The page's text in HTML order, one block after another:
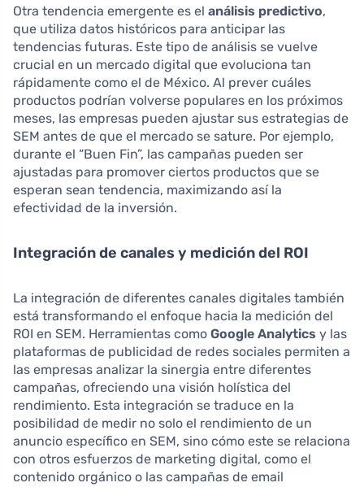
Otra tendencia emergente es el análisis predictivo,
que utiliza datos históricos para anticipar las
tendencias futuras. Este tipo de análisis se vuelve
crucial en un mercado digital que evoluciona tan
rápidamente como el de México. Al prever cuáles
productos podrían volverse populares en los próximos
meses, las empresas pueden ajustar sus estrategias de
SEM antes de que el mercado se sature. Por ejemplo,
durante el “Buen Fin”, las campañas pueden ser
ajustadas para promover ciertos productos que se
esperan sean tendencia, maximizando así la
efectividad de la inversión.
Integración de canales y medición del ROI
La integración de diferentes canales digitales también
está transformando el enfoque hacia la medición del
ROI en SEM. Herramientas como Google Analytics y las
plataformas de publicidad de redes sociales permiten a
las empresas analizar la sinergia entre diferentes
campañas, ofreciendo una visión holística del
rendimiento. Esta integración se traduce en la
posibilidad de medir no solo el rendimiento de un
anuncio específico en SEM, sino cómo este se relaciona
con otros esfuerzos de marketing digital, como el
contenido orgánico o las campañas de email